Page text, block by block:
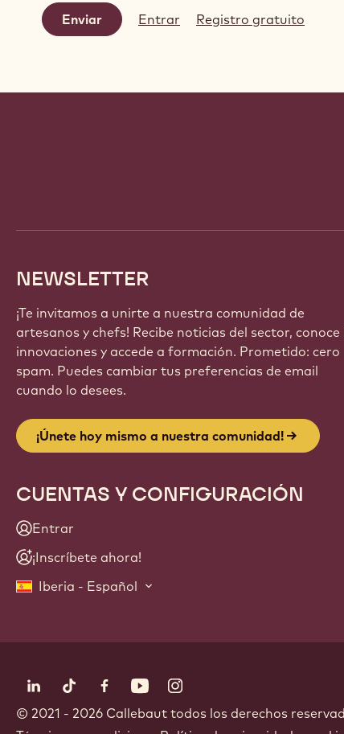
Entrar Registro gratuito
NEWSLETTER
¡Te invitamos a unirte a nuestra comunidad de
artesanos y chefs! Recibe noticias del sector, conoce
innovaciones y accede a formación. Prometido: cero
spam. Puedes cambiar tus preferencias de email
cuando lo desees.
¡Únete hoy mismo a nuestra comunidad!
CUENTAS Y CONFIGURACIÓN
Entrar
¡Inscríbete ahora!
Iberia - Español
Síguenos
LinkedIn Opens in a new window.
TikTok Opens in a new window.
Facebook Opens in a new window.
YouTubeInstagram
© 2021 - 2026 Callebaut todos los derechos